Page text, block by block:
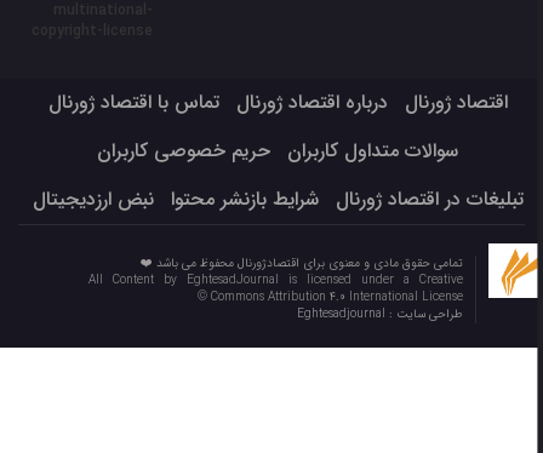
اقتصاد ژورنال درباره اقتصاد ژورنال
تماس با اقتصاد ژورنال
سوالات متداول کاربران
حریم خصوصی کاربران
تبلیغات در اقتصاد ژورنال
شرایط بازنشر محتوا نبض ارزدیجیتال
تمامی حقوق مادی و معنوی برای اقتصادژورنال محفوظ می باشد ❤️
All Content by EghtesadJournal is licensed under a Creative
Commons Attribution 4.0 International License ©️
طراحی سایت :